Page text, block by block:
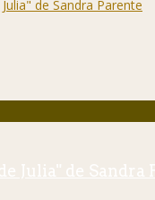
Julia" de Sandra